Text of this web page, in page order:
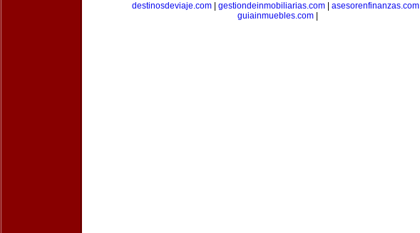
destinosdeviaje.com| gestiondeinmobiliarias.com| asesorenfinanzas.com|
guiainmuebles.com|